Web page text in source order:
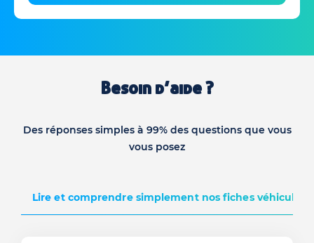
Besoin d’aide ?
Des réponses simples à 99% des questions que vous
vous posez
Lire et comprendre simplement nos fiches véhicules